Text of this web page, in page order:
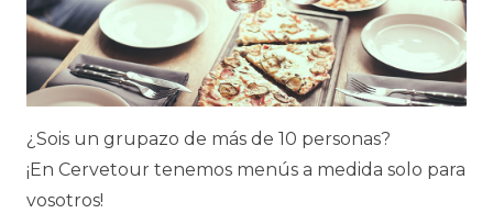
¿Sois un grupazo de más de 10 personas?
¡En Cervetour tenemos menús a medida solo para
vosotros!